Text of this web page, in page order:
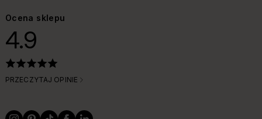
Ocena sklepu
4.9
PRZECZYTAJ OPINIE